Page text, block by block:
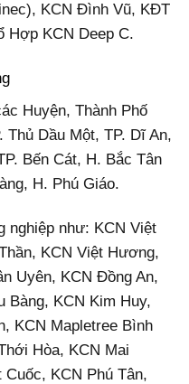
KCN Đình Vũ, KĐT
Hợp KCN Deep C.
Huyện, Thành Phố
Dầu Một, TP. Dĩ An,
Bến Cát, H. Bắc Tân
H. Phú Giáo.
nghiệp như: KCN Việt
KCN Việt Hương,
Uyên, KCN Đồng An,
Bàng, KCN Kim Huy,
KCN Mapletree Bình
Hòa, KCN Mai
KCN Phú Tân,